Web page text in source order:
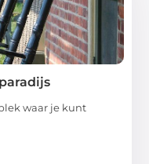
waar je kunt